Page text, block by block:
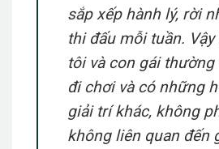
sắp xếp hành lý, rời
thi đấu mỗi tuần.
tôi và con gái
đi chơi và có những
giải trí khác, không
không liên quan đến